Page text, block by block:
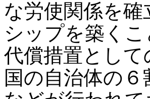
な労使関係を
シップを築く
代償措置とし
国の自治体の